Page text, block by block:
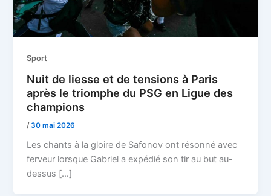
Sport
Nuit de liesse et de tensions à Paris
après le triomphe du PSG en Ligue des
champions
/30 mai 2026
Les chants à la gloire de Safonov ont résonné avec
ferveur lorsque Gabriel a expédié son tir au but au-
dessus […]